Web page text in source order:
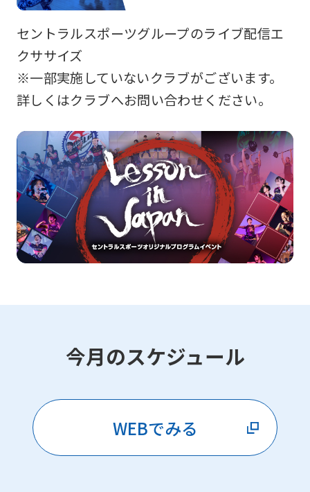
セントラルスポーツグループのライブ配信エ
クササイズ
※一部実施していないクラブがございます。
詳しくはクラブへお問い合わせください。
今月のスケジュール
WEBでみる